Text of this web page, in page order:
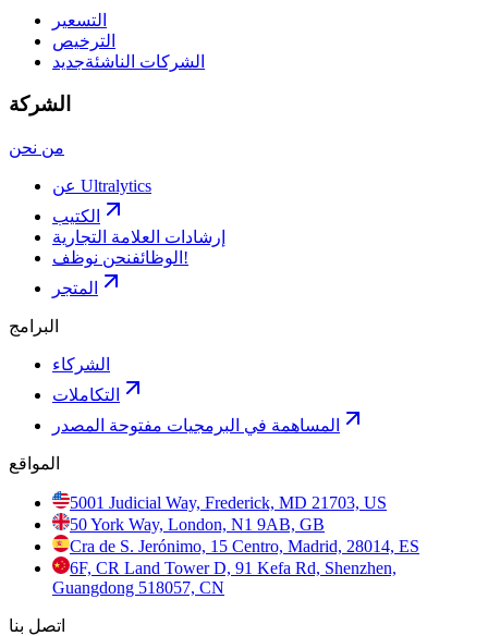
التسعير
الترخيص
الشركات الناشئةجديد
الشركة
من نحن
عن Ultralytics
الكتيب
إرشادات العلامة التجارية
الوظائف نحن نوظف!
المتجر
البرامج
الشركاء
التكاملات
المساهمة في البرمجيات مفتوحة المصدر
المواقع
5001 Judicial Way, Frederick, MD 21703, US
50 York Way, London, N1 9AB, GB
Cra de S. Jerónimo, 15 Centro, Madrid, 28014, ES
6F, CR Land Tower D, 91 Kefa Rd, Shenzhen,
Guangdong 518057, CN
اتصل بنا